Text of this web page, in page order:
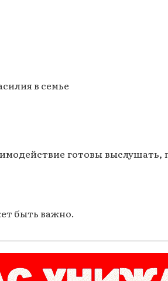
Газеты за 2012 г.
в семье
готовы
быть важно.